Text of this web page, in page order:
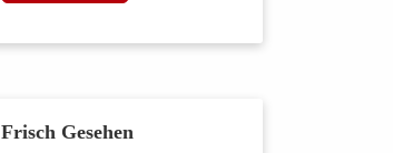
Frisch Gesehen